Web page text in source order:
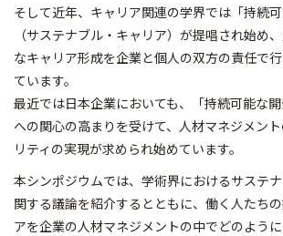
そして近年、キャリア関連の学界では「持続可
（サステナブル・キャリア）が提唱され始め
なキャリア形成を企業と個人の双方の責任で
ています。
最近では日本企業においても、「持続可能な開
への関心の高まりを受けて、人材マネジメン
リティの実現が求められ始めています。
本シンポジウムでは、学術界におけるサステ
関する議論を紹介するとともに、働く人たち
アを企業の人材マネジメントの中でどのよう